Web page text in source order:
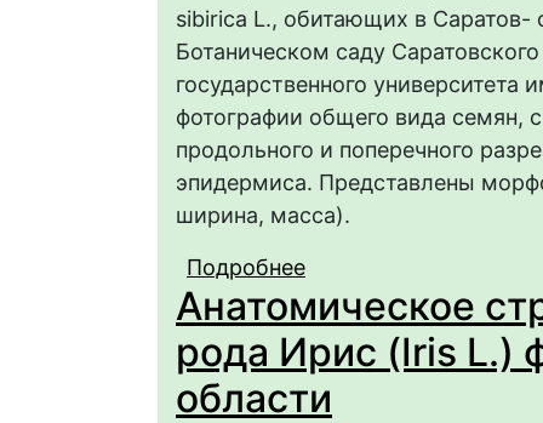
sibirica L., обитающих в Саратов-
Ботаническом саду
государственного
фотографии общего вида семян,
продольного и поперечного
эпидермиса. Представлены
ширина, масса).
Подробнее
в Саратовской
Анатомическое
рода Ирис (Iris L.)
области